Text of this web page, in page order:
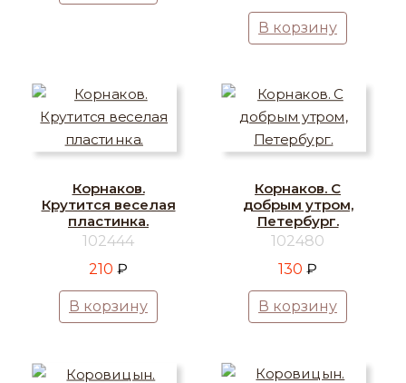
В корзину
Корнаков.
Крутится веселая
пластинка.
102444
210 ₽
В корзину
Корнаков. С
добрым утром,
Петербург.
102480
130 ₽
В корзину